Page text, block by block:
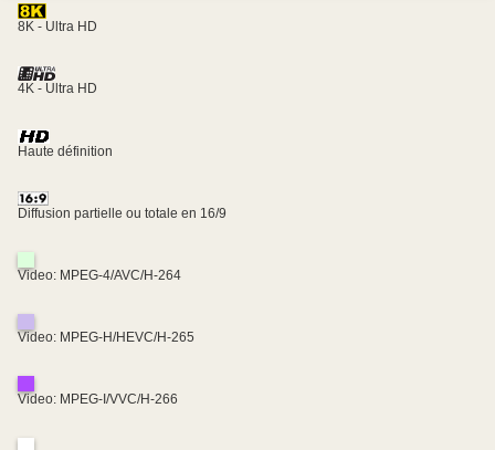
8K - Ultra HD
4K - Ultra HD
Haute définition
Diffusion partielle ou totale en 16/9
Video: MPEG-4/AVC/H-264
Video: MPEG-H/HEVC/H-265
Video: MPEG-I/VVC/H-266